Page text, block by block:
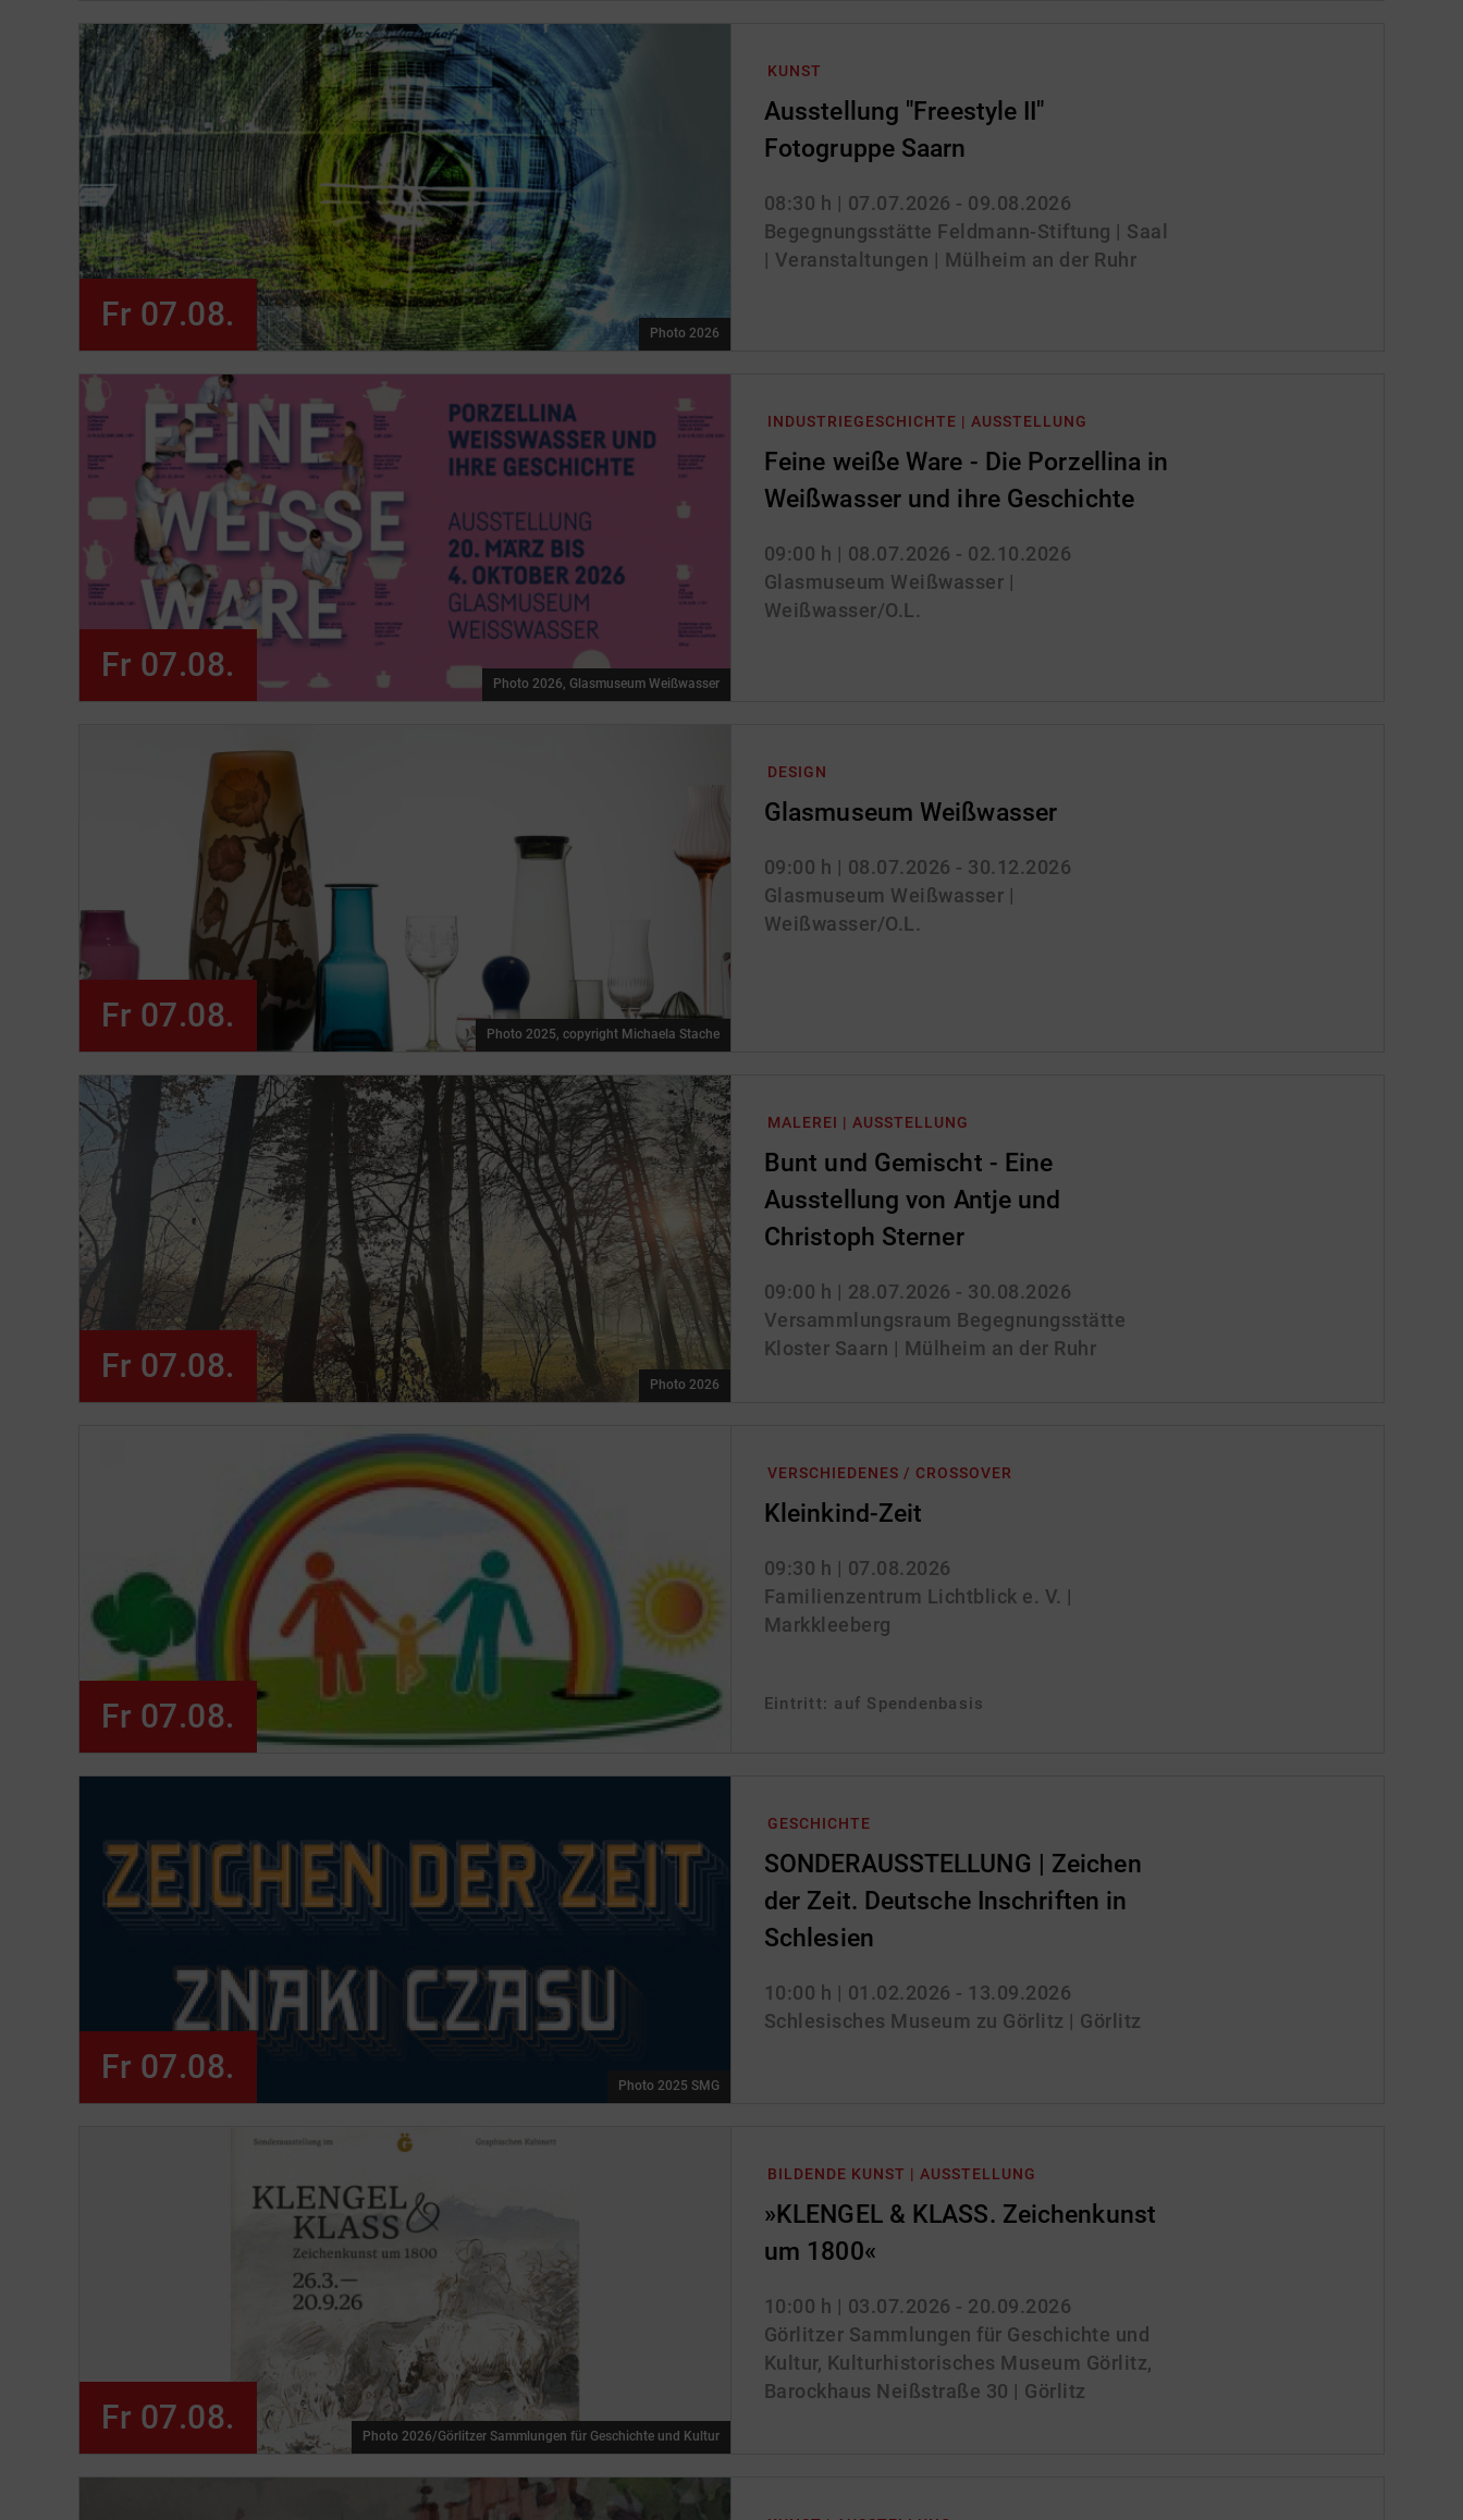
KUNST
Ausstellung "Freestyle II"
Fotogruppe Saarn
08:30 h | 07.07.2026 - 09.08.2026
Begegnungsstätte Feldmann-Stiftung | Saal
| Veranstaltungen | Mülheim an der Ruhr
Fr 07.08. Photo 2026
INDUSTRIEGESCHICHTE | AUSSTELLUNG
Feine weiße Ware - Die Porzellina in
Weißwasser und ihre Geschichte
09:00 h | 08.07.2026 - 02.10.2026
Glasmuseum Weißwasser |
Weißwasser/O.L.
Fr 07.08. Photo 2026, Glasmuseum Weißwasser
DESIGN
Glasmuseum Weißwasser
09:00 h | 08.07.2026 - 30.12.2026
Glasmuseum Weißwasser |
Weißwasser/O.L.
Fr 07.08. Photo 2025, copyright Michaela Stache
MALEREI | AUSSTELLUNG
Bunt und Gemischt - Eine
Ausstellung von Antje und
Christoph Sterner
09:00 h | 28.07.2026 - 30.08.2026
Versammlungsraum Begegnungsstätte
Kloster Saarn | Mülheim an der Ruhr
Fr 07.08. Photo 2026
VERSCHIEDENES / CROSSOVER
Kleinkind-Zeit
09:30 h | 07.08.2026
Familienzentrum Lichtblick e. V. |
Markkleeberg
Eintritt: auf Spendenbasis
Fr 07.08.
GESCHICHTE
SONDERAUSSTELLUNG | Zeichen
der Zeit. Deutsche Inschriften in
Schlesien
10:00 h | 01.02.2026 - 13.09.2026
Schlesisches Museum zu Görlitz | Görlitz
Fr 07.08. Photo 2025 SMG
BILDENDE KUNST | AUSSTELLUNG
»KLENGEL & KLASS. Zeichenkunst
um 1800«
10:00 h | 03.07.2026 - 20.09.2026
Görlitzer Sammlungen für Geschichte und
Kultur, Kulturhistorisches Museum Görlitz,
Barockhaus Neißstraße 30 | Görlitz
Fr 07.08. Photo 2026/Görlitzer Sammlungen für Geschichte und Kultur